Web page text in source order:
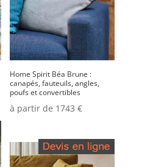
Home Spirit Béa Brune :
canapés, fauteuils, angles,
poufs et convertibles
à partir de 1743 €